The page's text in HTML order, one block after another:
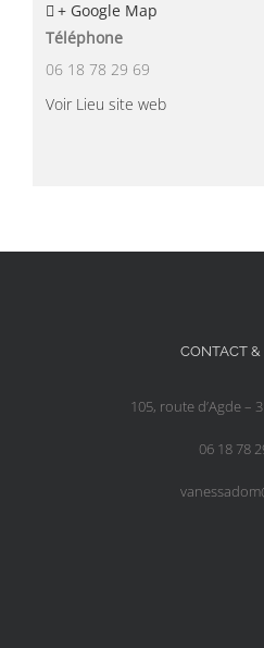
+ Google Map
Téléphone
06 18 78 29 69
Voir Lieu site web
CONTACT &
105, route d’Agde –
06 18 78